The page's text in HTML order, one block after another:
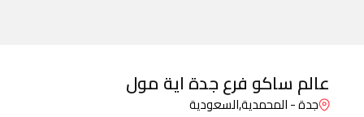
عالم ساكو فرع جدة اية مول
جدة - المحمدية,السعودية